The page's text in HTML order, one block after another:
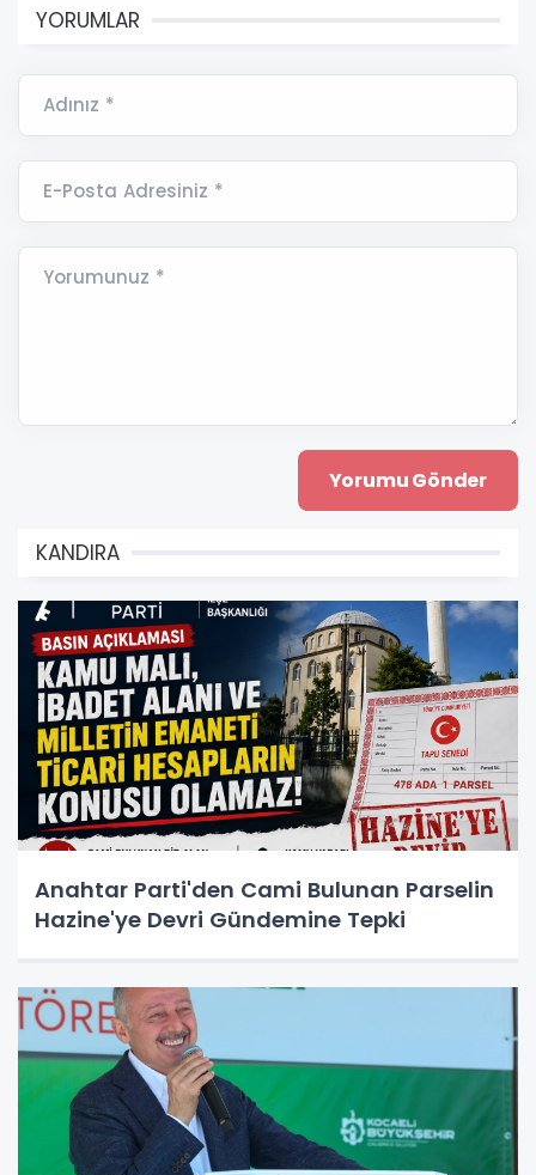
YORUMLAR
Adınız *
E-Posta Adresiniz *
Yorumunuz *
KANDIRA
Anahtar Parti'den Cami Bulunan Parselin
Hazine'ye Devri Gündemine Tepki